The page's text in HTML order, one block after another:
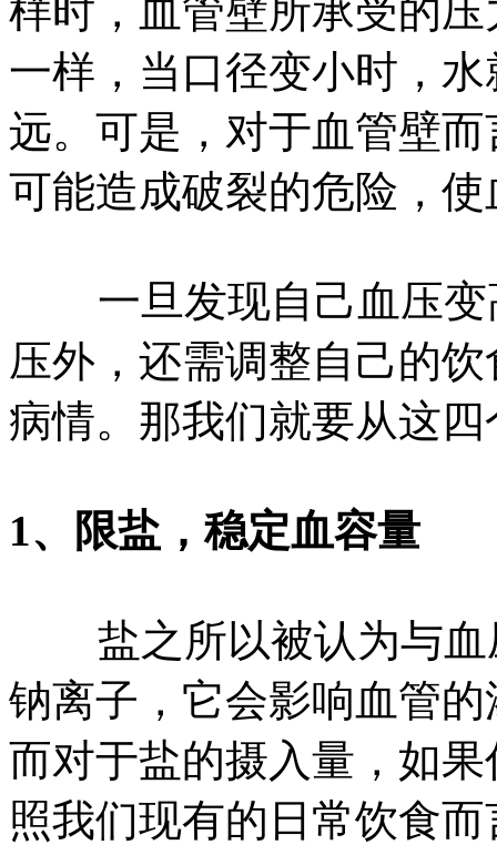
样时，血管壁所承受的
一样，当口径变小时，
远。可是，对于血管壁
可能造成破裂的危险，
一旦发现自己血压变
压外，还需调整自己的
病情。那我们就要从这
1、限盐，稳定血容量
盐之所以被认为与血
钠离子，它会影响血管
而对于盐的摄入量，如
照我们现有的日常饮食